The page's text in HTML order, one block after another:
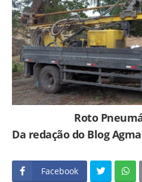
Roto
Da redação do Blog
Facebook